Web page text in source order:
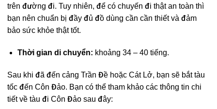
trên đường đi. Tuy nhiên, để có chuyến đi thật an toàn thì
bạn nên chuẩn bị đầy đủ đồ dùng cần cần thiết và đảm
bảo sức khỏe thật tốt.
Thời gian di chuyển: khoảng 34 – 40 tiếng.
Sau khi đã đến cảng Trần Đề hoặc Cát Lở, bạn sẽ bắt tàu
tốc đến Côn Đảo. Bạn có thể tham khảo các thông tin chi
tiết về tàu đi Côn Đảo sau đây: